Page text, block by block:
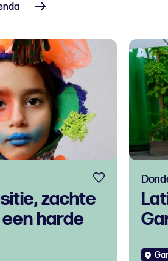
zachte
harde